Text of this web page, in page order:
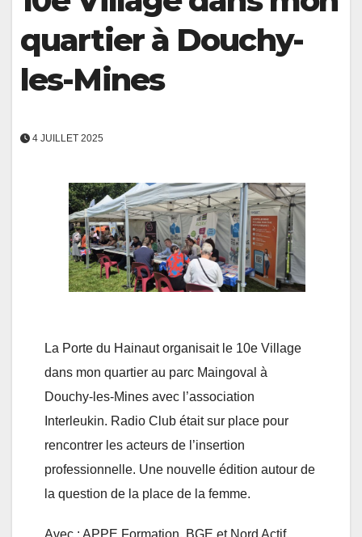
quartier à Douchy-
les-Mines
4 JUILLET 2025
La Porte du Hainaut organisait le 10e Village
dans mon quartier au parc Maingoval à
Douchy-les-Mines avec l’association
Interleukin. Radio Club était sur place pour
rencontrer les acteurs de l’insertion
professionnelle. Une nouvelle édition autour de
la question de la place de la femme.